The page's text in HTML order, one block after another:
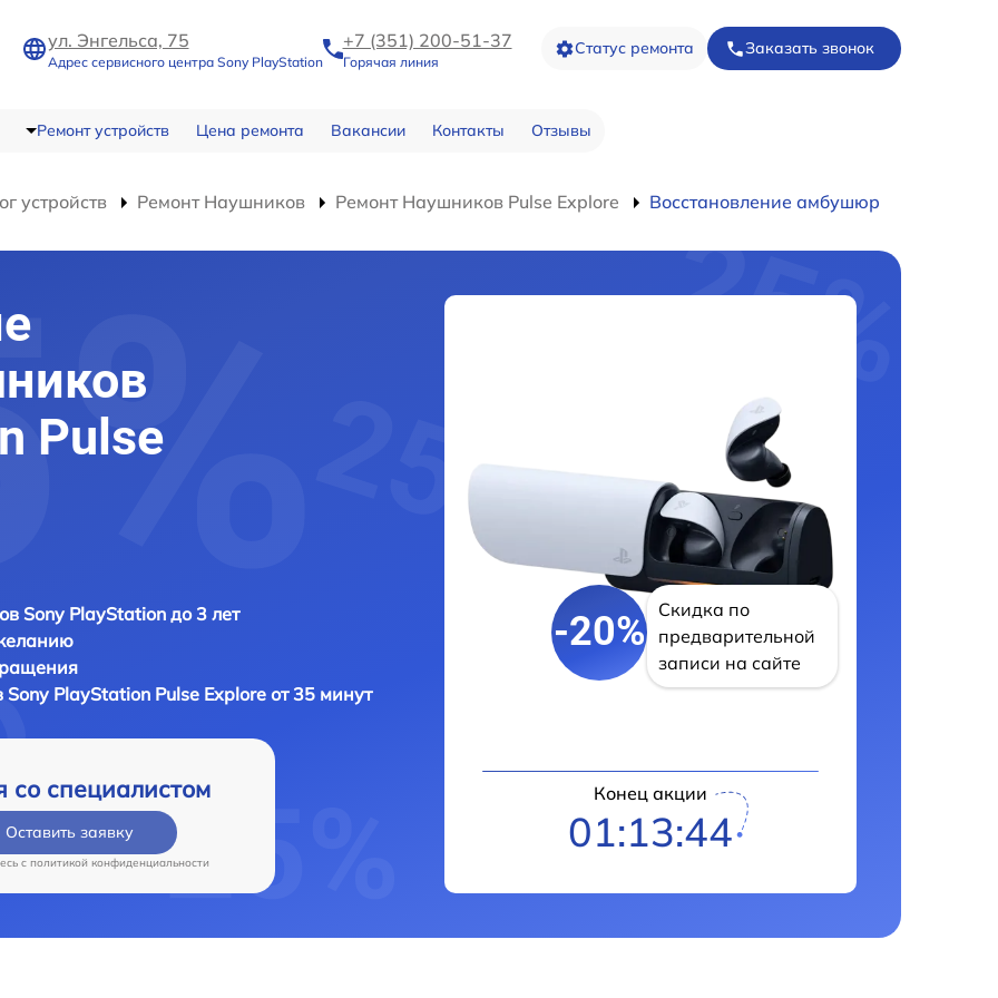
ул. Энгельса, 75
Адрес сервисного центра Sony PlayStation
+7 (351) 200-51-37
Горячая линия
Статус ремонта Заказать звонок
Ремонт устройств Цена ремонта Вакансии Контакты Отзывы
устройств Ремонт Наушников Ремонт Наушников Pulse Explore Восстановление амбушюр
Pulse
Sony PlayStation до 3 лет
Sony PlayStation Pulse Explore от 35 минут
со специалистом
Оставить заявку
c политикой конфиденциальности
-20%
Скидка по
предварительной
записи на сайте
Конец акции
01:13:43